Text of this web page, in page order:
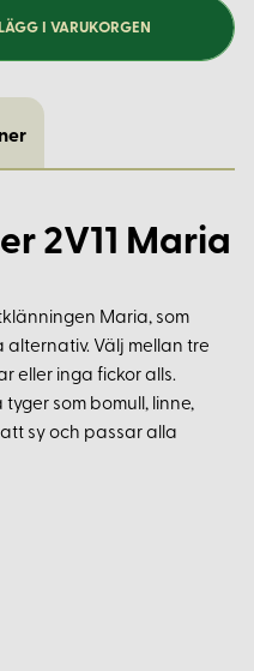
LÄGG I VARUKORGEN
2V11 Maria
Maria, som
Välj mellan tre
eller inga fickor alls.
som bomull, linne,
sy och passar alla